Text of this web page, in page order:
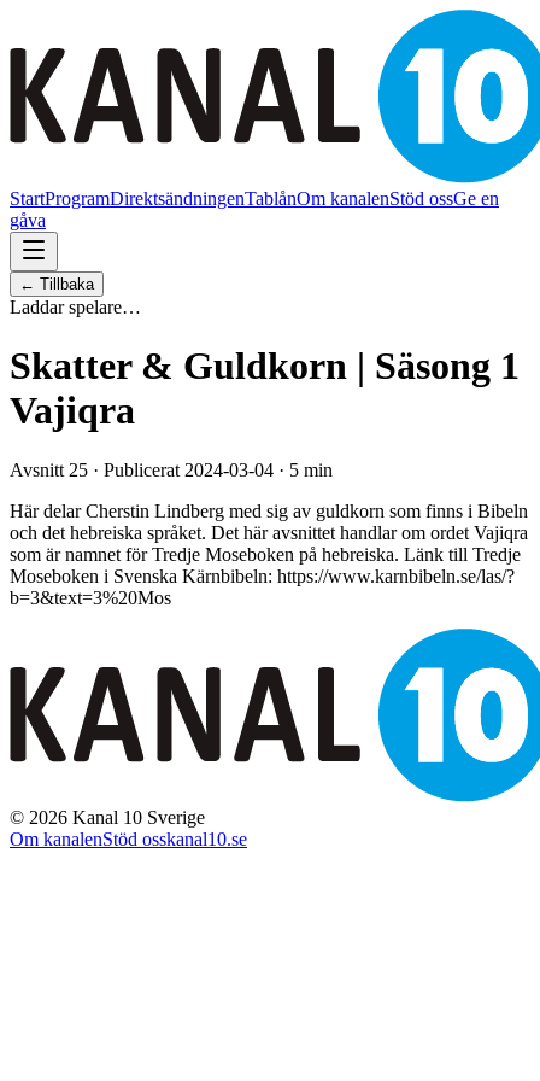
StartProgramDirektsändningenTablånOm kanalenStöd ossGe en
gåva
← Tillbaka
Laddar spelare…
Skatter & Guldkorn | Säsong 1
Vajiqra
Avsnitt 25 · Publicerat 2024-03-04 · 5 min
Här delar Cherstin Lindberg med sig av guldkorn som finns i Bibeln
och det hebreiska språket. Det här avsnittet handlar om ordet Vajiqra
som är namnet för Tredje Moseboken på hebreiska. Länk till Tredje
Moseboken i Svenska Kärnbibeln: https://www.karnbibeln.se/las/?
b=3&text=3%20Mos
© 2026 Kanal 10 Sverige
Om kanalenStöd osskanal10.se